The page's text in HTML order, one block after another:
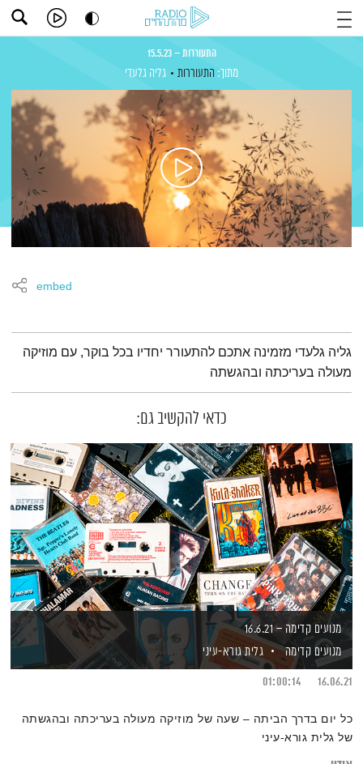
התעוררות – 15.5.23
מתוך: התעוררות גליה גלעדי
embed
תמצית הפודקאסט
גליה גלעדי מזמינה אתכם להתעורר יחדיו בכל בוקר, עם מוזיקה
מעולה בעריכתה ובהגשתה
כדאי להקשיב גם:
מנועים קדימה – 16.6.21
מנועים קדימה
גלית גורא-עיני
16.06.21
01:00:14
כל יום בדרך הביתה – שעה של מוזיקה מעולה בעריכתה ובהגשתה
של גלית גורא-עיני